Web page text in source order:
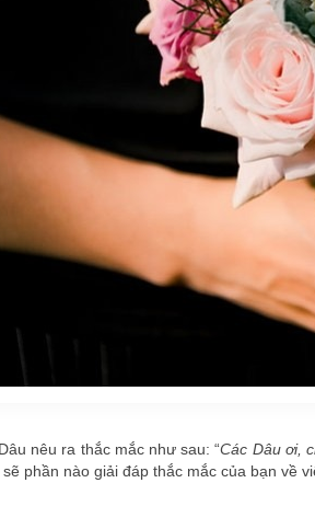
nêu ra thắc mắc như sau: “Các Dâu ơi,
phần nào giải đáp thắc mắc của bạn về